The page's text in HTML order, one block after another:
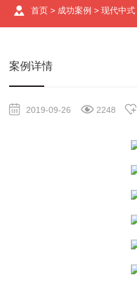
首页 > 成功案例 > 现代中式
案例详情
2019-09-26 2248